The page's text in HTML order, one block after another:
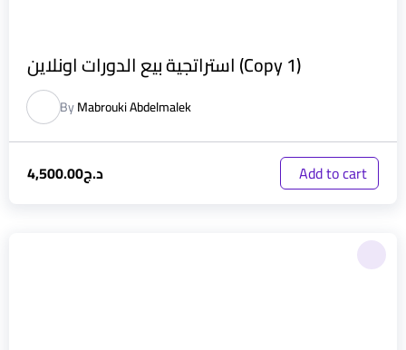
استراتجية بيع الدورات اونلاين (Copy 1)
ByMabrouki Abdelmalek
د.ج4,500.00 Add to cart